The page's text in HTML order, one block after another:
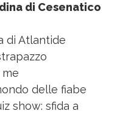
di Cesenatico
di Atlantide
delle fiabe
show: sfida a